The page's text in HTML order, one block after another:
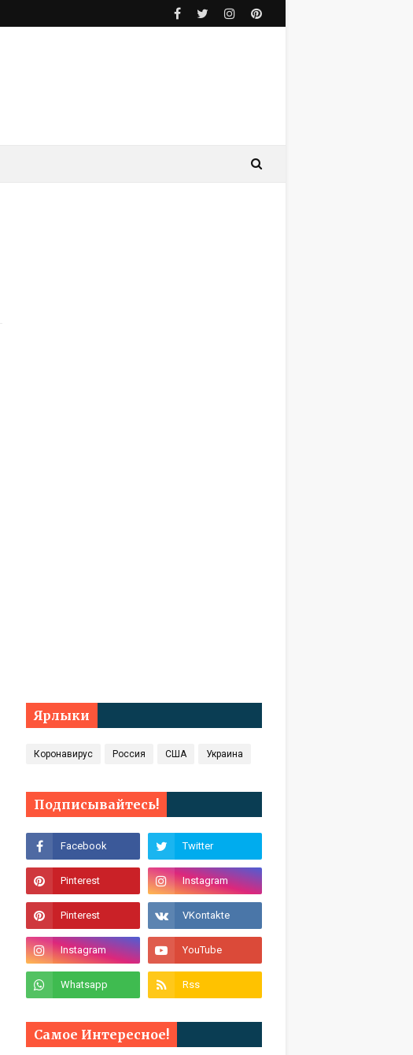
Ярлыки
Коронавирус Россия США Украина
Подписывайтесь!
Самое Интересное!